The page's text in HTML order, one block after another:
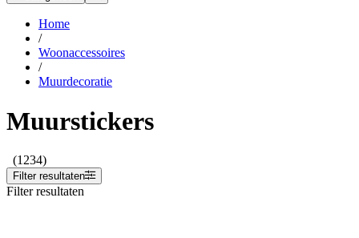
Home
/
Woonaccessoires
/
Muurdecoratie
Muurstickers
(1234)
Filter resultaten
Filter resultaten